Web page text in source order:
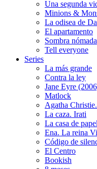
Una segunda
Minions &
La odisea de
El apartamento
Sombra nómada
Tell everyone
Series
La más grande
Contra la ley
Jane Eyre
Matlock
Agatha
La caza. Irati
La casa de
Ena. La reina
Código de
El Centro
Bookish